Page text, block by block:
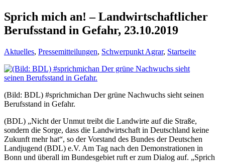
Sprich mich an! – Landwirtschaftlicher
Berufsstand in Gefahr, 23.10.2019
Aktuelles, Pressemitteilungen, Schwerpunkt Agrar, Startseite
(Bild: BDL) #sprichmichan Der grüne Nachwuchs sieht seinen
Berufsstand in Gefahr.
(BDL) „Nicht der Unmut treibt die Landwirte auf die Straße,
sondern die Sorge, dass die Landwirtschaft in Deutschland keine
Zukunft mehr hat“, so der Vorstand des Bundes der Deutschen
Landjugend (BDL) e.V. Am Tag nach den Demonstrationen in
Bonn und überall im Bundesgebiet ruft er zum Dialog auf. „Sprich